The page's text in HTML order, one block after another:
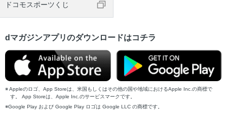
ドコモスポーツくじ
dマガジンアプリのダウンロードはコチラ
Appleのロゴ、App Storeは、米国もしくはその他の国や地域におけるApple Inc.の商標で
す。 App Storeは、Apple Inc.のサービスマークです。
Google Play および Google Play ロゴは Google LLC の商標です。